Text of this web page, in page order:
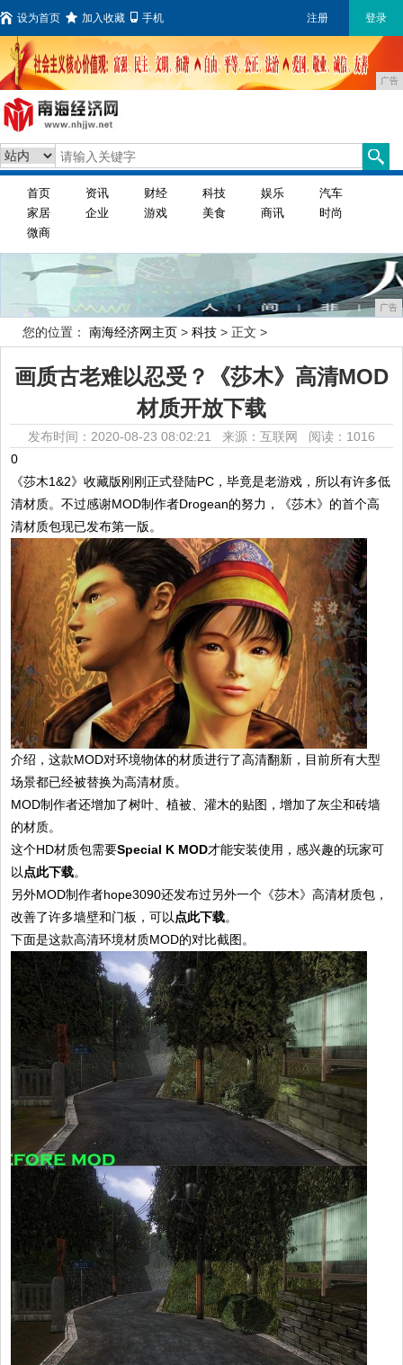
设为首页 加入收藏 手机 注册 登录
广告
首页 资讯 财经 科技 娱乐
汽车
家居
企业 游戏 美食 商讯
时尚
微商
广告
您的位置： 南海经济网主页 > 科技 > 正文 >
画质古老难以忍受？《莎木》高清MOD
材质开放下载
发布时间：2020-08-23 08:02:21 来源：互联网 阅读：1016
0
《莎木1&2》收藏版刚刚正式登陆PC，毕竟是老游戏，所以有许多低
清材质。不过感谢MOD制作者Drogean的努力，《莎木》的首个高
清材质包现已发布第一版。
介绍，这款MOD对环境物体的材质进行了高清翻新，目前所有大型
场景都已经被替换为高清材质。
MOD制作者还增加了树叶、植被、灌木的贴图，增加了灰尘和砖墙
的材质。
这个HD材质包需要Special K MOD才能安装使用，感兴趣的玩家可
以点此下载。
另外MOD制作者hope3090还发布过另外一个《莎木》高清材质包，
改善了许多墙壁和门板，可以点此下载。
下面是这款高清环境材质MOD的对比截图。